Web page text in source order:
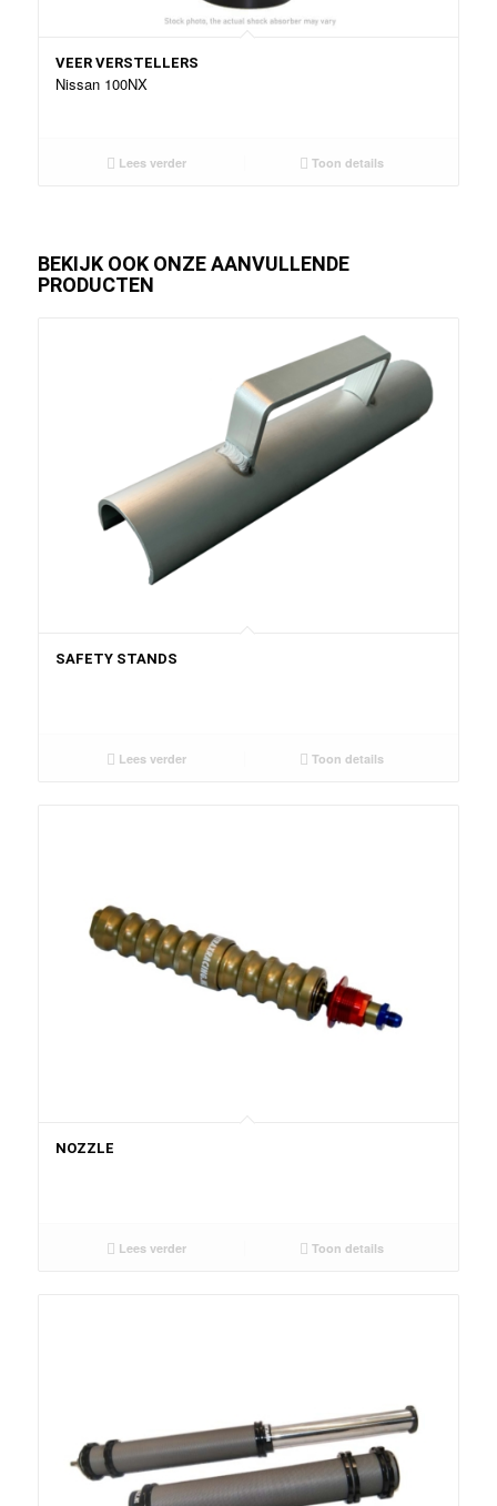
VEER VERSTELLERS
Nissan 100NX
Lees verder Toon details
BEKIJK OOK ONZE AANVULLENDE
PRODUCTEN
SAFETY STANDS
Lees verder Toon details
NOZZLE
Lees verder Toon details